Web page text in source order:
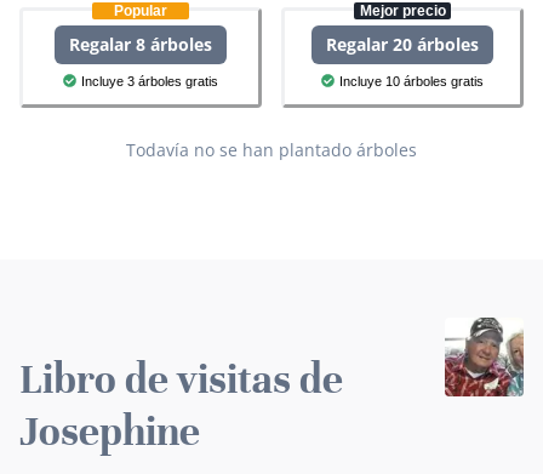
Popular
Regalar 8 árboles
Incluye 3 árboles gratis
Mejor precio
Regalar 20 árboles
Incluye 10 árboles gratis
Todavía no se han plantado árboles
Libro de visitas de
Josephine